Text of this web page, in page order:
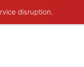
disruption.